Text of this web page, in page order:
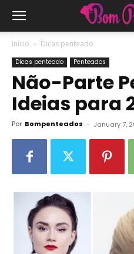
Início Dicas penteado
Dicas penteado Penteados
Não-Parte
Ideias para
Por Bompenteados - January 7,